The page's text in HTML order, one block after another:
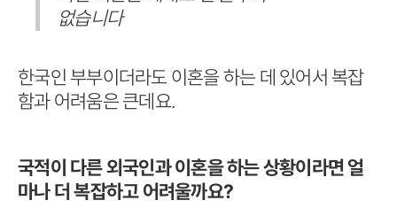
없습니다
한국인 부부이더라도 이혼을 하는 데 있어서 복잡
함과 어려움은 큰데요.
국적이 다른 외국인과 이혼을 하는 상황이라면 얼
마나 더 복잡하고 어려울까요?